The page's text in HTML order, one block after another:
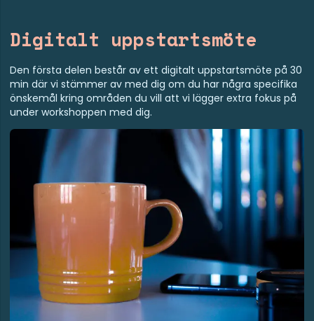
Digitalt uppstartsmöte
Den första delen består av ett digitalt uppstartsmöte på 30
min där vi stämmer av med dig om du har några specifika
önskemål kring områden du vill att vi lägger extra fokus på
under workshoppen med dig.